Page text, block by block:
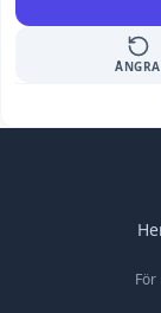
ÅNGRA
För